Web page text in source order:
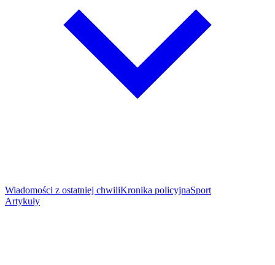
Wiadomości z ostatniej chwiliKronika policyjnaSport
Artykuły